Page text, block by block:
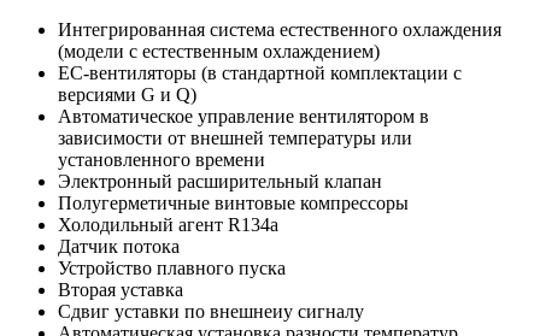
Интегрированная система естественного охлаждения
(модели с естественным охлаждением)
EC-вентиляторы (в стандартной комплектации с
версиями G и Q)
Автоматическое управление вентилятором в
зависимости от внешней температуры или
установленного времени
Электронный расширительный клапан
Полугерметичные винтовые компрессоры
Холодильный агент R134a
Датчик потока
Устройство плавного пуска
Вторая уставка
Сдвиг уставки по внешнеиу сигналу